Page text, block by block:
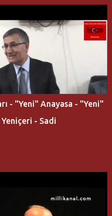
- "Yeni" Anayasa - "Yeni"
- Sadi